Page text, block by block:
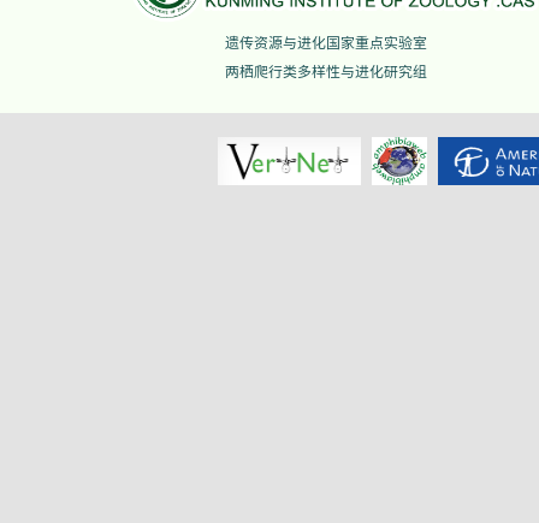
遗传资源与进化国家重点实验室
两栖爬行类多样性与进化研究组